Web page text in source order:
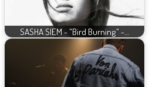
SASHA SIEM - "Bird Burning" -…